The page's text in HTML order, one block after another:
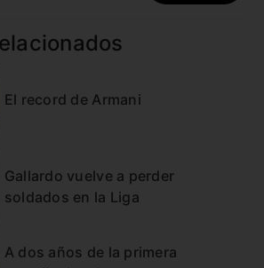
El record de Armani
Gallardo vuelve a perder
soldados en la Liga
A dos años de la primera